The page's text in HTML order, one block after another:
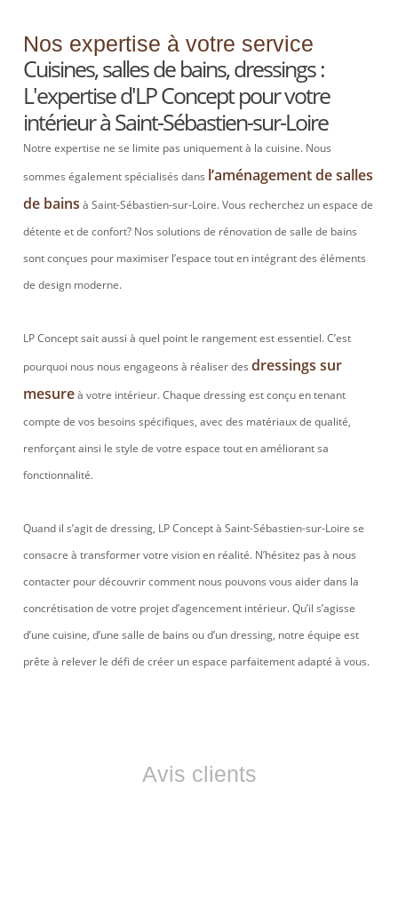
Nos expertise à votre service
Cuisines, salles de bains, dressings :
L'expertise d'LP Concept pour votre
intérieur à Saint-Sébastien-sur-Loire
Notre expertise ne se limite pas uniquement à la cuisine. Nous
sommes également spécialisés dans l’aménagement de salles
de bains à Saint-Sébastien-sur-Loire. Vous recherchez un espace de
détente et de confort? Nos solutions de rénovation de salle de bains
sont conçues pour maximiser l’espace tout en intégrant des éléments
de design moderne.
LP Concept sait aussi à quel point le rangement est essentiel. C’est
pourquoi nous nous engageons à réaliser des dressings sur
mesureà votre intérieur. Chaque dressing est conçu en tenant
compte de vos besoins spécifiques, avec des matériaux de qualité,
renforçant ainsi le style de votre espace tout en améliorant sa
fonctionnalité.
Quand il s’agit de dressing, LP Concept à Saint-Sébastien-sur-Loire se
consacre à transformer votre vision en réalité. N’hésitez pas à nous
contacter pour découvrir comment nous pouvons vous aider dans la
concrétisation de votre projet d’agencement intérieur. Qu’il s’agisse
d’une cuisine, d’une salle de bains ou d’un dressing, notre équipe est
prête à relever le défi de créer un espace parfaitement adapté à vous.
Avis clients